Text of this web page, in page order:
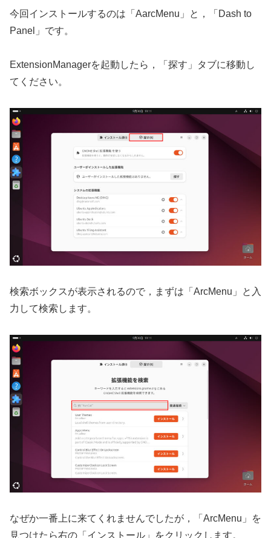
今回インストールするのは「AarcMenu」と，「Dash to
Panel」です。
ExtensionManagerを起動したら，「探す」タブに移動し
てください。
検索ボックスが表示されるので，まずは「ArcMenu」と入
力して検索します。
なぜか一番上に来てくれませんでしたが，「ArcMenu」を
見つけたら右の「インストール」をクリックします。